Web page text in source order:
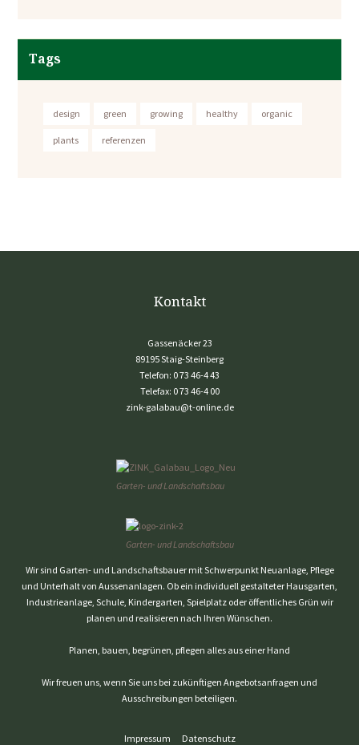
Tags
design green growing healthy organic
plants referenzen
Kontakt
Gassenäcker 23
89195 Staig-Steinberg
Telefon: 0 73 46-4 43
Telefax: 0 73 46-4 00
zink-galabau@t-online.de
Garten- und Landschaftsbau
Garten- und Landschaftsbau
Wir sind Garten- und Landschaftsbauer mit Schwerpunkt Neuanlage, Pflege
und Unterhalt von Aussenanlagen. Ob ein individuell gestalteter Hausgarten,
Industrieanlage, Schule, Kindergarten, Spielplatz oder öffentliches Grün wir
planen und realisieren nach Ihren Wünschen.
Planen, bauen, begrünen, pflegen alles aus einer Hand
Wir freuen uns, wenn Sie uns bei zukünftigen Angebotsanfragen und
Ausschreibungen beteiligen.
Impressum Datenschutz